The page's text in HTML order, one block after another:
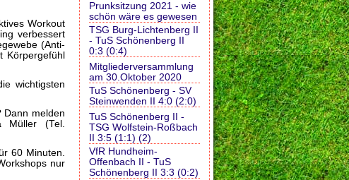
Workout
verbessert
(Anti-
Körpergefühl
wichtigsten
Dann melden
(Tel.
60 Minuten.
nur
Prunksitzung 2021 - wie
schön wäre es gewesen
TSG Burg-Lichtenberg II
- TuS Schönenberg II
0:3 (0:4)
Mitgliederversammlung
am 30.Oktober 2020
TuS Schönenberg - SV
Steinwenden II 4:0 (2:0)
TuS Schönenberg II -
TSG Wolfstein-Roßbach
II 3:5 (1:1) (2)
VfR Hundheim-
Offenbach II - TuS
Schönenberg II 3:3 (0:2)